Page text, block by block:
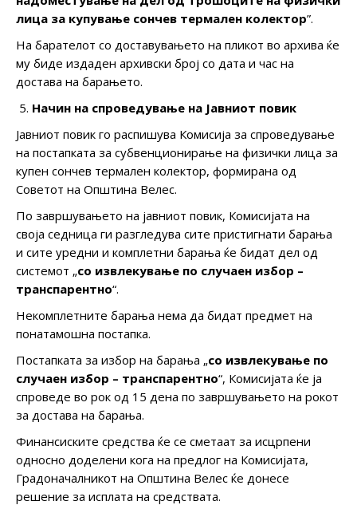
лица за купување сончев термален колектор”.
На барателот со доставувањето на пликот во архива ќе
му биде издаден архивски број со дата и час на
достава на барањето.
Начин на спроведување на Јавниот повик
Јавниот повик го распишува Комисија за спроведување
на постапката за субвенционирање на физички лица за
купен сончев термален колектор, формирана од
Советот на Општина Велес.
По завршувањето на јавниот повик, Комисијата на
своја седница ги разгледува сите пристигнати барања
и сите уредни и комплетни барања ќе бидат дел од
системот „со извлекување по случаен избор –
транспарентно“.
Некомплетните барања нема да бидат предмет на
понатамошна постапка.
Постапката за избор на барања „со извлекување по
случаен избор – транспарентно“, Комисијата ќе ја
спроведе во рок од 15 дена по завршувањето на рокот
за достава на барања.
Финансиските средства ќе се сметаат за исцрпени
односно доделени кога на предлог на Комисијата,
Градоначалникот на Општина Велес ќе донесе
решение за исплата на средствата.